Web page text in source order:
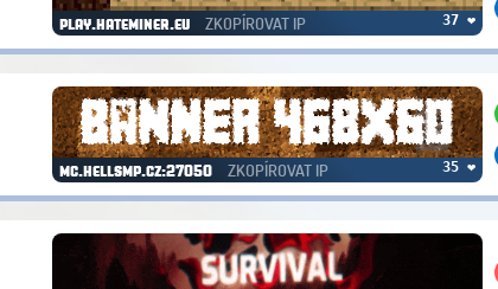
play.hateminer.eu ZKOPÍROVAT IP 37 ❤
mc.hellsmp.cz:27050 ZKOPÍROVAT IP 35 ❤